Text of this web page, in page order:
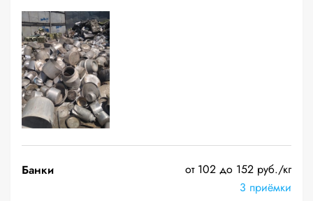
Банки
от 102 до 152 руб./кг
3 приёмки